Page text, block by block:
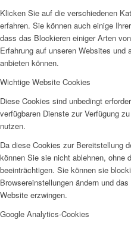
Klicken Sie auf die verschiedenen
erfahren. Sie können auch einige
dass das Blockieren einiger Arten
Erfahrung auf unseren Websites und
anbieten können.
Wichtige Website Cookies
Diese Cookies sind unbedingt
verfügbaren Dienste zur Verfügung
nutzen.
Da diese Cookies zur Bereitstellung
können Sie sie nicht ablehnen, ohne
beeinträchtigen. Sie können sie
Browsereinstellungen ändern und
Website erzwingen.
Google Analytics-Cookies